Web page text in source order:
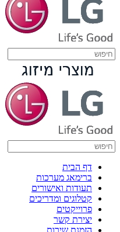
דף הבית
ברימאג מערכות
תעודות ואישורים
קטלוגים ומדריכים
פרוייקטים
יצירת קשר
הזמנת שירות